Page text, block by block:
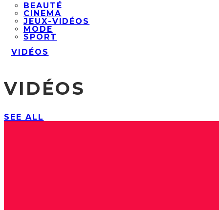
BEAUTÉ
CINEMA
JEUX-VIDÉOS
MODE
SPORT
VIDÉOS
VIDÉOS
SEE ALL